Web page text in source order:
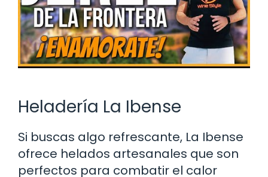
Heladería La Ibense
Si buscas algo refrescante, La Ibense
ofrece helados artesanales que son
perfectos para combatir el calor